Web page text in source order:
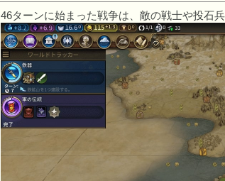
46ターンに始まった戦争は、敵の戦士や投石